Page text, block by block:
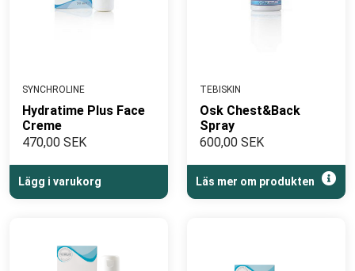
SYNCHROLINE
Hydratime Plus Face
Creme
470,00 SEK
Lägg i varukorg
TEBISKIN
Osk Chest&Back
Spray
600,00 SEK
Läs mer om produkten